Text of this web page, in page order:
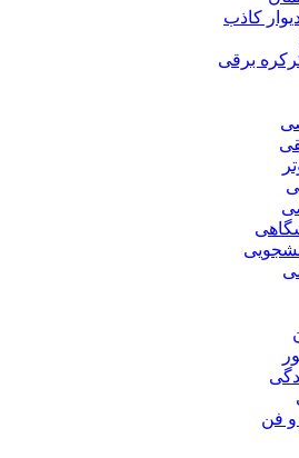
کاذب
برقی
فن